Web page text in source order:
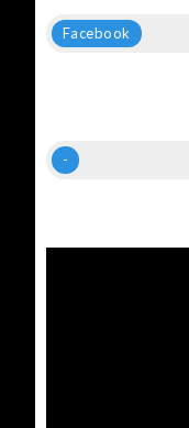
Facebook
-